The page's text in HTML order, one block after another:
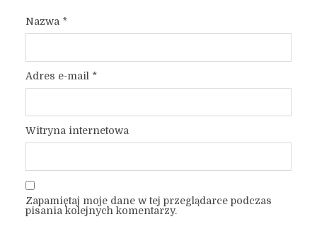
Nazwa *
Adres e-mail *
Witryna internetowa
Zapamiętaj moje dane w tej przeglądarce podczas
pisania kolejnych komentarzy.